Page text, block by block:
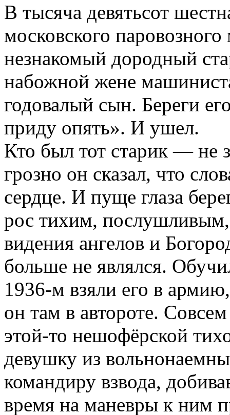
В тысяча девятьсот
московского
незнакомый дородный
набожной жене
годовалый сын. Береги
приду опять». И ушел.
Кто был тот старик — не
грозно он сказал, что
сердце. И пуще глаза
рос тихим,
видения ангелов и
больше не являлся.
1936-м взяли его в
он там в автороте.
этой-то нешофёрской
девушку из
командиру взвода,
время на маневры к ним